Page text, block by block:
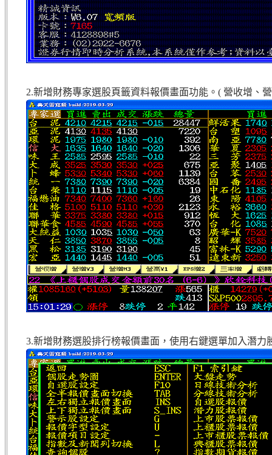
2.新增財務專家選股頁籤資料報價畫面功能。( 營收增、
3.新增財務選股排行榜報價畫面，使用右鍵選單加入潛